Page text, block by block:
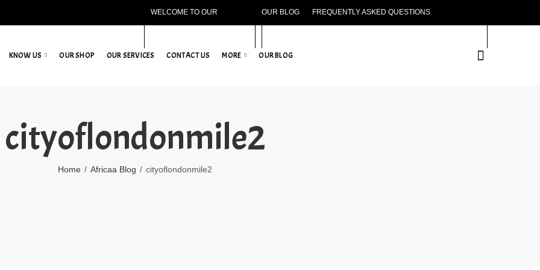
WELCOME TO OUR OUR BLOG FREQUENTLY ASKED QUESTIONS
KNOW US OUR SHOP OUR SERVICES CONTACT US MORE OUR BLOG
cityoflondonmile2
Home Africaa Blog cityoflondonmile2